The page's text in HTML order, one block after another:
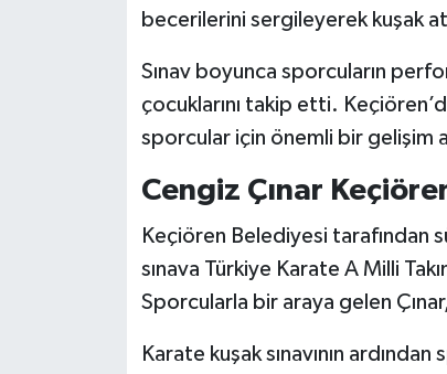
becerilerini sergileyerek kuşak
Sınav boyunca sporcuların
çocuklarını takip etti.
sporcular için önemli bir gelişim
Cengiz Çınar
Keçiören Belediyesi tarafından
sınava Türkiye Karate A Milli
Sporcularla bir araya gelen
Karate kuşak sınavının